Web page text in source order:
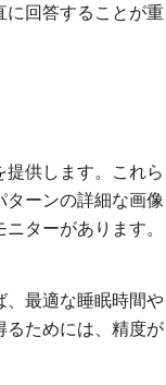
に回答することが重
供します。これら
ーンの詳細な画像
ターがあります。
、最適な睡眠時間や
るためには、精度が